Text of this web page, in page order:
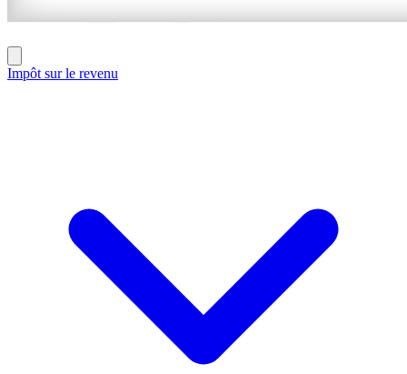
Impôt sur le revenu